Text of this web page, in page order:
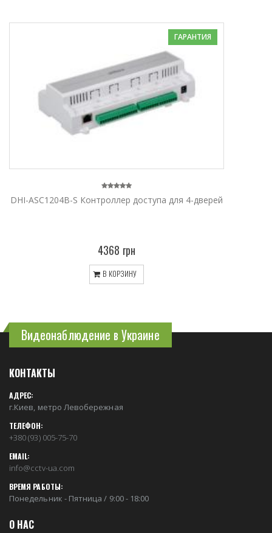
ГАРАНТИЯ
DHI-ASC1204B-S Контроллер доступа для 4-дверей
4368 грн
В КОРЗИНУ
Видеонаблюдение в Украине
КОНТАКТЫ
АДРЕС:
г.Киев, метро Левобережная
ТЕЛЕФОН:
+380 (93) 005-75-70
EMAIL:
info@cctv-ua.com
ВРЕМЯ РАБОТЫ:
Понедельник - Пятница / 9:00 - 18:00
О НАС